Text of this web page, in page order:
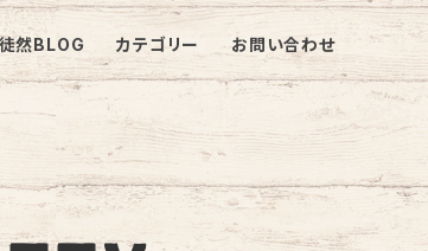
徒然BLOG カテゴリー お問い合わせ